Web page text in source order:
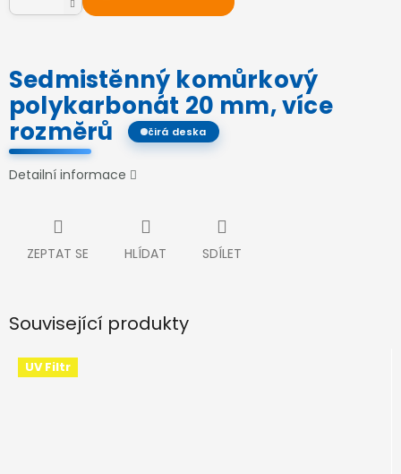
Sedmistěnný komůrkový
polykarbonát 20 mm, více
rozměrů
čirá deska
Detailní informace
ZEPTAT SE HLÍDAT SDÍLET
Související produkty
UV Filtr